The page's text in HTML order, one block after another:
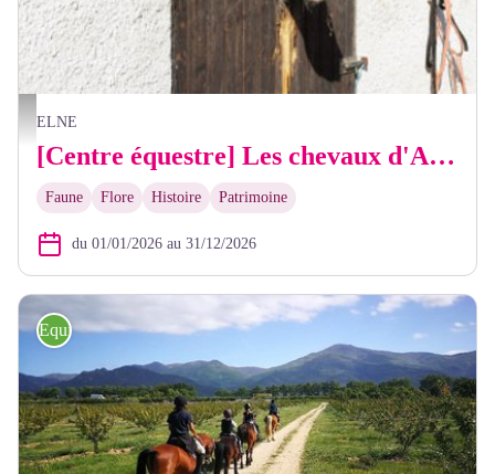
Les chevaux d'Anaïs - OTI
ELNE
[Centre équestre] Les chevaux d'Anaïs
Faune Flore Histoire Patrimoine
du 01/01/2026 au 31/12/2026
Equitation